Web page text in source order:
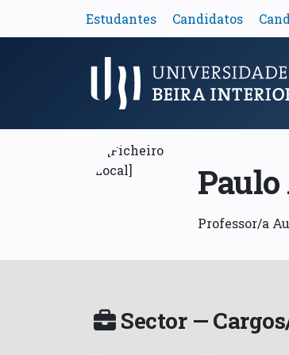
Estudantes Candidatos
Menu Principal
Professor/a
Sector —